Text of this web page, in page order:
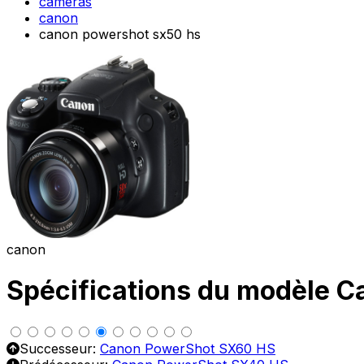
canon
canon powershot sx50 hs
canon
Spécifications du modèle
Successeur: Canon PowerShot SX60 HS